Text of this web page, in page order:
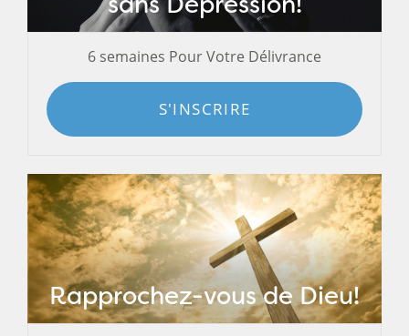
6 semaines Pour Votre Délivrance
S'INSCRIRE
Rapprochez-vous de Dieu!